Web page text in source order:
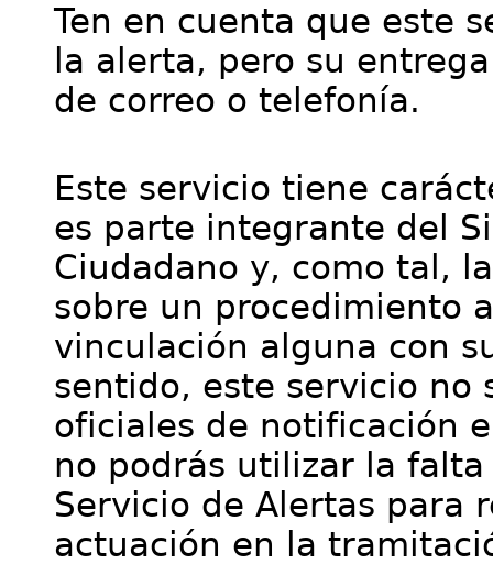
Ten en cuenta que este
la alerta, pero su
de correo o telefonía.
Este servicio tiene
es parte integrante del
Ciudadano y, como tal,
sobre un procedimiento
vinculación alguna con
sentido, este servicio no
oficiales de notificación
no podrás utilizar la
Servicio de Alertas para
actuación en la